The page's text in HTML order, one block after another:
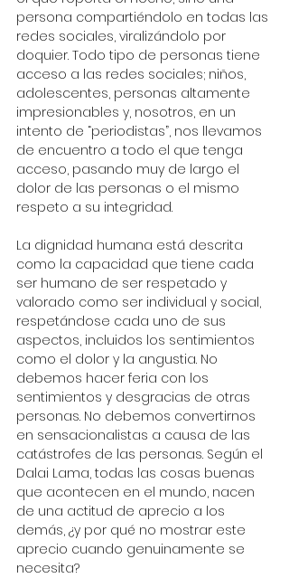
persona compartiéndolo en todas las
redes sociales, viralizándolo por
doquier. Todo tipo de personas tiene
acceso a las redes sociales; niños,
adolescentes, personas altamente
impresionables y, nosotros, en un
intento de “periodistas”, nos llevamos
de encuentro a todo el que tenga
acceso, pasando muy de largo el
dolor de las personas o el mismo
respeto a su integridad.
La dignidad humana está descrita
como la capacidad que tiene cada
ser humano de ser respetado y
valorado como ser individual y social,
respetándose cada uno de sus
aspectos, incluidos los sentimientos
como el dolor y la angustia. No
debemos hacer feria con los
sentimientos y desgracias de otras
personas. No debemos convertirnos
en sensacionalistas a causa de las
catástrofes de las personas. Según el
Dalai Lama, todas las cosas buenas
que acontecen en el mundo, nacen
de una actitud de aprecio a los
demás, ¿y por qué no mostrar este
aprecio cuando genuinamente se
necesita?